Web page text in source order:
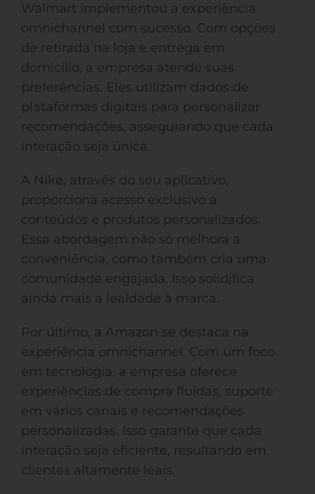
Walmart implementou a experiência
omnichannel com sucesso. Com opções
de retirada na loja e entrega em
domicílio, a empresa atende suas
preferências. Eles utilizam dados de
plataformas digitais para personalizar
recomendações, assegurando que cada
interação seja única.
A Nike, através do seu aplicativo,
proporciona acesso exclusivo a
conteúdos e produtos personalizados.
Essa abordagem não só melhora a
conveniência, como também cria uma
comunidade engajada. Isso solidifica
ainda mais a lealdade à marca.
Por último, a Amazon se destaca na
experiência omnichannel. Com um foco
em tecnologia, a empresa oferece
experiências de compra fluidas, suporte
em vários canais e recomendações
personalizadas. Isso garante que cada
interação seja eficiente, resultando em
clientes altamente leais.